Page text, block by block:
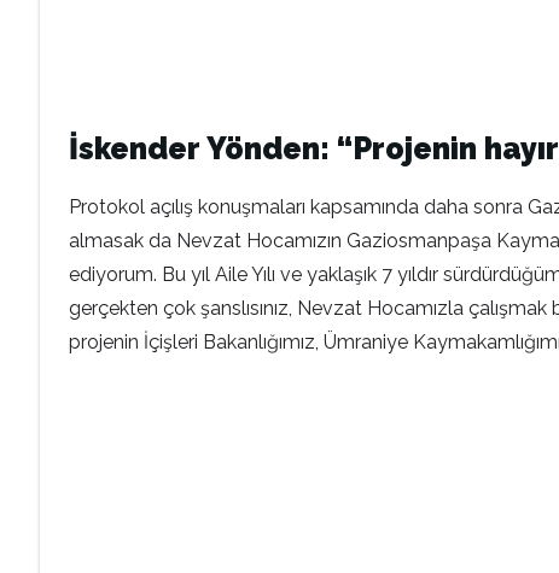
İskender Yönden: “Projenin
Protokol açılış konuşmaları kapsamında daha sonra
almasak da Nevzat Hocamızın Gaziosmanpaşa
ediyorum. Bu yıl Aile Yılı ve yaklaşık 7 yıldır
gerçekten çok şanslısınız, Nevzat Hocamızla
projenin İçişleri Bakanlığımız, Ümraniye